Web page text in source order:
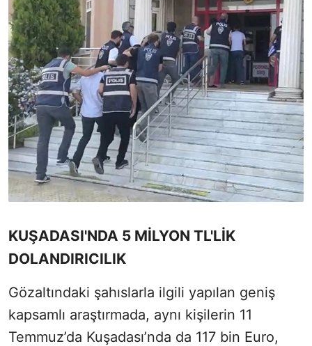
KUŞADASI'NDA 5 MİLYON TL'LİK
DOLANDIRICILIK
Gözaltındaki şahıslarla ilgili yapılan geniş
kapsamlı araştırmada, aynı kişilerin 11
Temmuz’da Kuşadası’nda da 117 bin Euro,